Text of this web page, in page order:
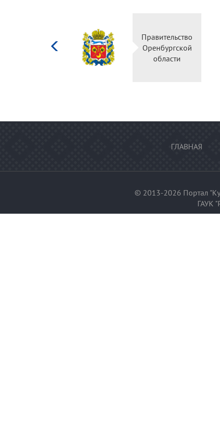
Министерство
культуры
Российской
федерации
ГЛАВНАЯ
© 2013-2026 Портал
ГАУК